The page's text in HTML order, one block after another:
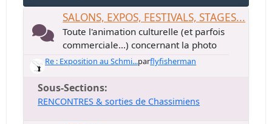
SALONS, EXPOS, FESTIVALS, STAGES...
Toute l'animation culturelle (et parfois
commerciale...) concernant la photo
Re : Exposition au Schmi...parflyfisherman
Sous-Sections
RENCONTRES & sorties de Chassimiens